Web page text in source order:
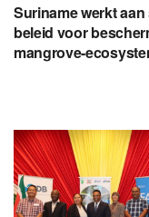
Suriname werkt
beleid voor
mangrove-